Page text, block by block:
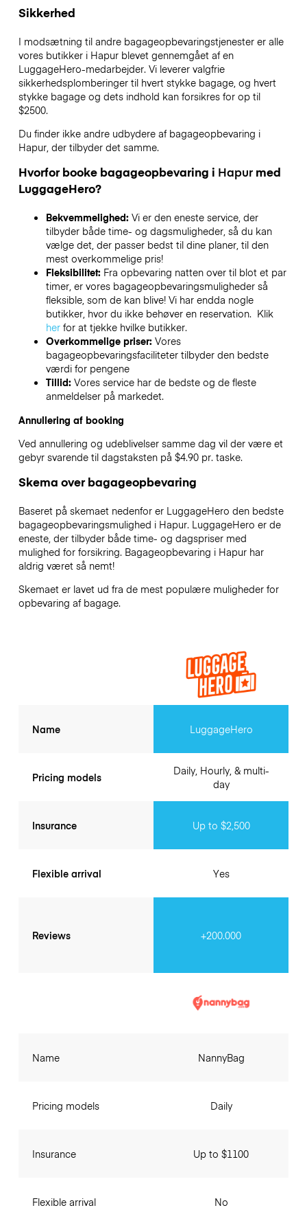
Sikkerhed
I modsætning til andre bagageopbevaringstjenesterer alle
vores butikker i Hapurblevet gennemgået af en
LuggageHero-medarbejder. Vi leverer valgfrie
sikkerhedsplomberinger til hvert stykke bagage, og hvert
stykke bagage og dets indhold kan forsikres for op til
$2500.
Du finder ikke andre udbydere af bagageopbevaring i
Hapur, der tilbyder det samme.
Hvorfor booke bagageopbevaring i Hapurmed
LuggageHero?
Bekvemmelighed: Vi er den eneste service, der
tilbyder både time- og dagsmuligheder, så du kan
vælge det, der passer bedst til dine planer, til den
mest overkommelige pris!
Fleksibilitet: Fra opbevaring natten over til blot et par
timer, er vores bagageopbevaringsmuligheder så
fleksible, som de kan blive! Vi har endda nogle
butikker, hvor du ikke behøver en reservation. Klik
herfor at tjekke hvilke butikker.
Overkommelige priser: Vores
bagageopbevaringsfaciliteter tilbyder den bedste
værdi for pengene
Tillid: Vores service har de bedste og de fleste
anmeldelser på markedet.
Annullering af booking
Ved annullering og udeblivelser samme dag vil der være et
gebyr svarende til dagstaksten på $4.90 pr. taske.
Skema over bagageopbevaring
Baseret på skemaet nedenfor er LuggageHero den bedste
bagageopbevaringsmulighed i Hapur. LuggageHero er de
eneste, der tilbyder både time- og dagspriser med
mulighed for forsikring. Bagageopbevaring i Hapurhar
aldrig været så nemt!
Skemaet er lavet ud fra de mest populære muligheder for
opbevaring af bagage.
Name
Pricing models
Insurance
Flexible arrival
Reviews
LuggageHero
Daily, Hourly, & multi-
day
Up to $2,500
Yes
+200.000
Name
Pricing models
Insurance
Flexible arrival
NannyBag
Daily
Up to $1100
No